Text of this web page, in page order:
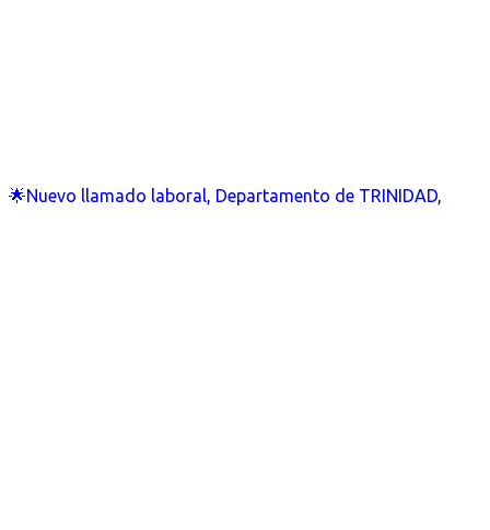
🌟Nuevo llamado laboral, Departamento de TRINIDAD,